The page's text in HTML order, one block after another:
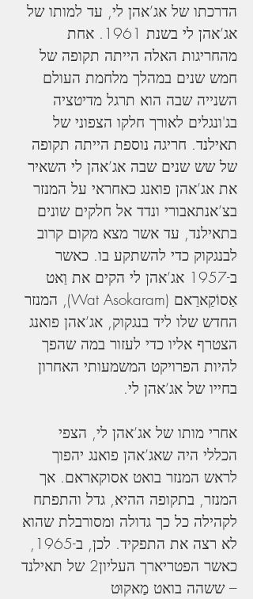
הדרכתו של אג’אהן לי, עד למותו של
אג’אהן לי בשנת 1961. אחת
מהחריגות האלה הייתה תקופה של
חמש שנים במהלך מלחמת העולם
השנייה שבה הוא תרגל מדיטציה
בג'ונגלים לאורך חלקו הצפוני של
תאילנד. חריגה נוספת הייתה תקופה
של שש שנים שבה אג’אהן לי השאיר
את אג’אהן פואנג כאחראי על המנזר
בצ’אנתאבורי ונדד אל חלקים שונים
בתאילנד, עד אשר מצא מקום קרוב
לבנגקוק כדי להשתקע בו. כאשר
ב-1957 אג’אהן לי הקים את וַאט
אַסוֹקַארַאם (Wat Asokaram), המנזר
החדש שלו ליד בנגקוק, אג’אהן פואנג
הצטרף אליו כדי לעזור במה שהפך
להיות הפרויקט המשמעותי האחרון
בחייו של אג’אהן לי.
אחרי מותו של אג’אהן לי, הצפי
הכללי היה שאג’אהן פואנג יהפוך
לראש המנזר בואט אסוקאראם. אך
המנזר, בתקופה ההיא, גדל והתפתח
לקהילה כל כך גדולה ומסורבלת שהוא
לא רצה את התפקיד. לכן, ב-1965,
כאשר הפטריארך העליון2 של תאילנד
– ששהה בואט מַאקוּט